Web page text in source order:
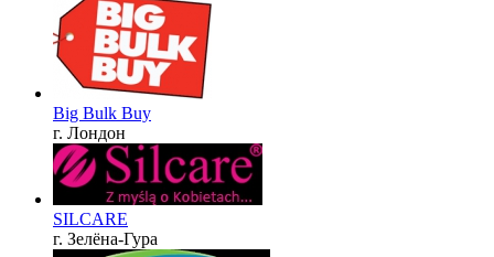
Big Bulk Buy
г. Лондон
SILCARE
г. Зелёна-Гура